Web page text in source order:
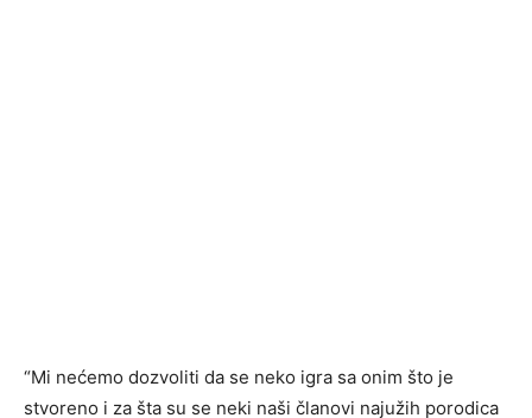
“Mi nećemo dozvoliti da se neko igra sa onim što je
stvoreno i za šta su se neki naši članovi najužih porodica